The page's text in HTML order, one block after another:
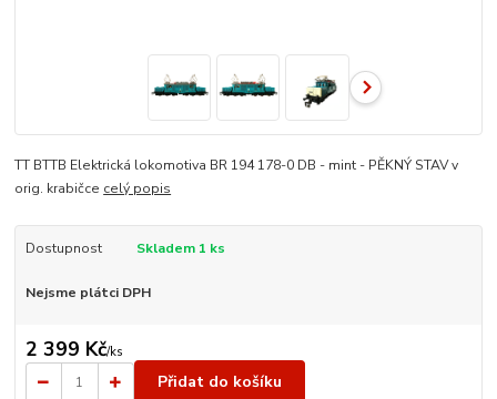
TT BTTB Elektrická lokomotiva BR 194 178-0 DB - mint - PĚKNÝ STAV v
orig. krabičce celý popis
Dostupnost Skladem 1 ks
Nejsme plátci DPH
2 399 Kč/ks
Přidat do košíku